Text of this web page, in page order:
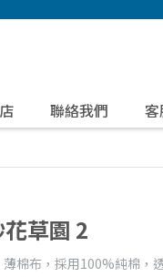
聯絡我們
草園 2
棉布，採用100%純棉，